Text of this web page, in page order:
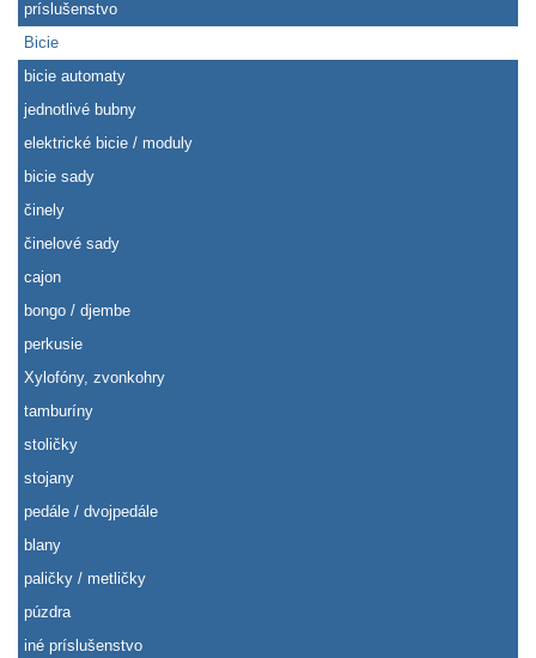
príslušenstvo
Bicie
bicie automaty
jednotlivé bubny
elektrické bicie / moduly
bicie sady
činely
činelové sady
cajon
bongo / djembe
perkusie
Xylofóny, zvonkohry
tamburíny
stoličky
stojany
pedále / dvojpedále
blany
paličky / metličky
púzdra
iné príslušenstvo